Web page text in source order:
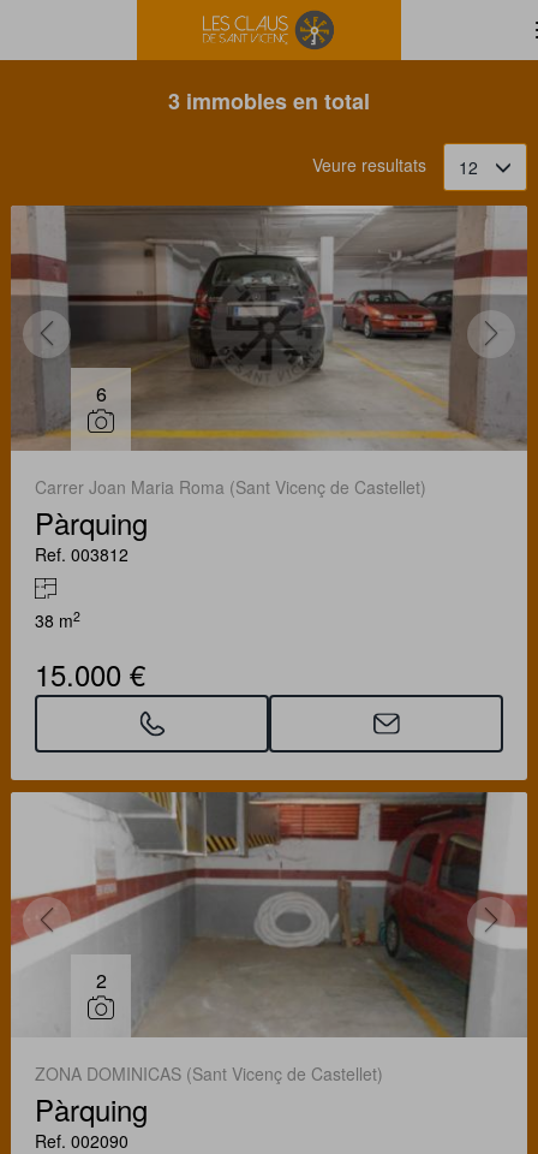
3 immobles en total
Veure resultats 12
6
Carrer Joan Maria Roma (Sant Vicenç de Castellet)
Pàrquing
Ref. 003812
38 m2
15.000 €
2
ZONA DOMINICAS (Sant Vicenç de Castellet)
Pàrquing
Ref. 002090